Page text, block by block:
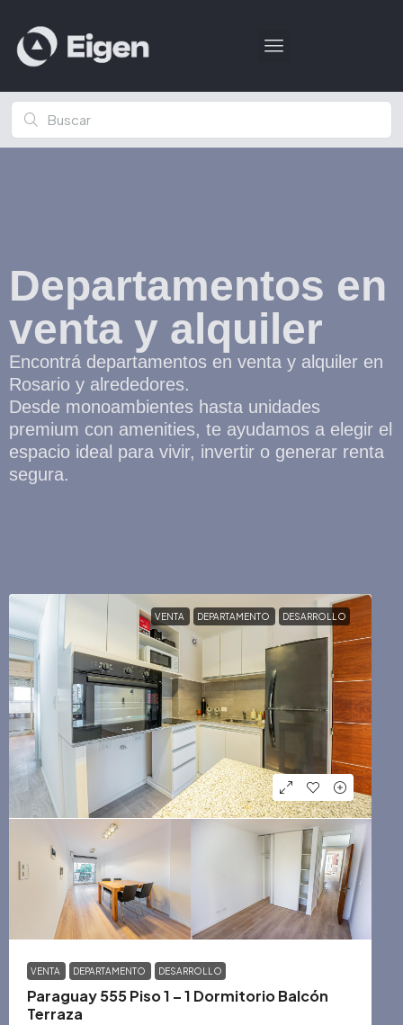
Departamentos en
venta y alquiler
Encontrá departamentos en venta y alquiler en
Rosario y alrededores.
Desde monoambientes hasta unidades
premium con amenities, te ayudamos a elegir el
espacio ideal para vivir, invertir o generar renta
segura.
VENTA DEPARTAMENTO DESARROLLO
VENTA DEPARTAMENTO DESARROLLO
Paraguay 555 Piso 1 – 1 Dormitorio Balcón
Terraza